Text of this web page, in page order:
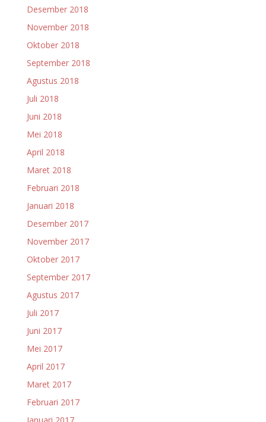
Desember 2018
November 2018
Oktober 2018
September 2018
Agustus 2018
Juli 2018
Juni 2018
Mei 2018
April 2018
Maret 2018
Februari 2018
Januari 2018
Desember 2017
November 2017
Oktober 2017
September 2017
Agustus 2017
Juli 2017
Juni 2017
Mei 2017
April 2017
Maret 2017
Februari 2017